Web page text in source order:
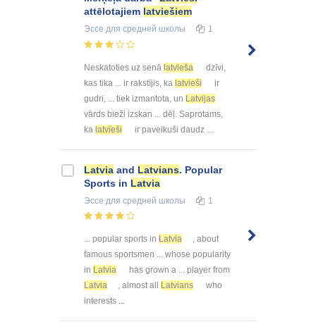
attēlotajiem latviešiem
Эссе для средней школы 1
Neskatoties uz senā latvieša
dzīvi,
kas tika ... ir rakstījis, ka latvieši
ir
gudri, ... tiek izmantota, un Latvijas
vārds bieži izskan ... dēļ. Saprotams,
ka latvieši ir paveikuši daudz ...
Latvia and Latvians. Popular
Sports in Latvia
Эссе для средней школы 1
... popular sports in Latvia
, about
famous sportsmen ... whose popularity
in Latvia
has grown a ... player from
Latvia
, almost all Latvians
who
interests ...